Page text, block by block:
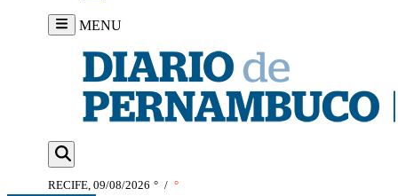
MENU
RECIFE, 09/08/2026 ° / °